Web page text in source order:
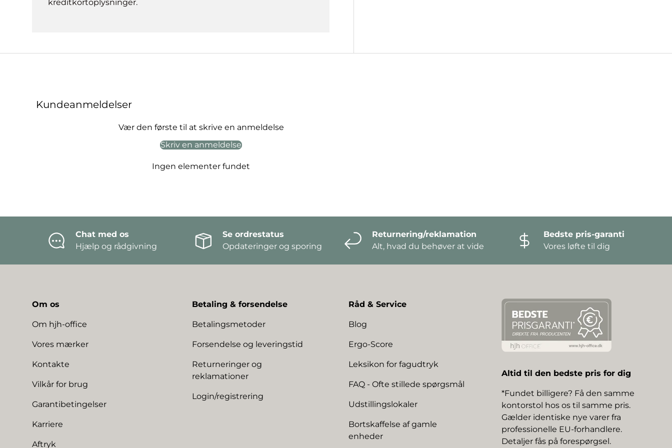
kreditkortoplysninger.
Kundeanmeldelser
Vær den første til at skrive en anmeldelse
Skriv en anmeldelse
Ingen elementer fundet
Chat med os
Hjælp og rådgivning
Se ordrestatus
Opdateringer og sporing
Returnering/reklamation
Alt, hvad du behøver at vide
Bedste pris-garanti
Vores løfte til dig
Om os
Om hjh-office
Vores mærker
Kontakte
Vilkår for brug
Garantibetingelser
Karriere
Aftryk
Betaling & forsendelse
Betalingsmetoder
Forsendelse og leveringstid
Returneringer og
reklamationer
Login/registrering
Råd & Service
Blog
Ergo-Score
Leksikon for fagudtryk
FAQ - Ofte stillede spørgsmål
Udstillingslokaler
Bortskaffelse af gamle
enheder
Altid til den bedste pris for dig
*Fundet billigere? Få den samme
kontorstol hos os til samme pris.
Gælder identiske nye varer fra
professionelle EU-forhandlere.
Detaljer fås på forespørgsel.